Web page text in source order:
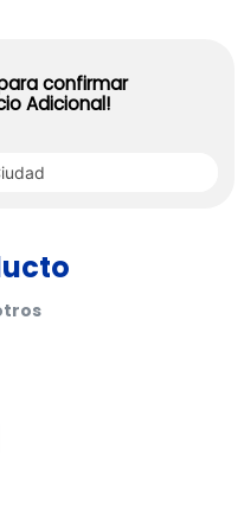
confirmar
Adicional!